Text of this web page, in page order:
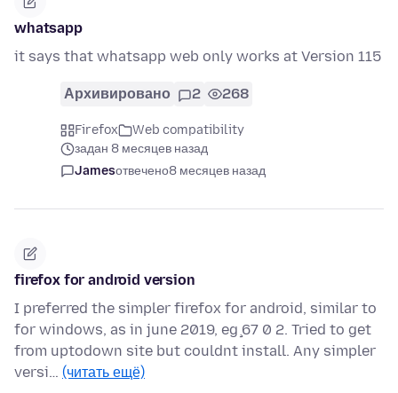
whatsapp
it says that whatsapp web only works at Version 115
Архивировано 2 268
Firefox
Web compatibility
задан 8 месяцев назад
Jamesотвечено8 месяцев назад
firefox for android version
I preferred the simpler firefox for android, similar to
for windows, as in june 2019, eģ 67 0 2. Tried to get
from uptodown site but couldnt install. Any simpler
versi… (читать ещё)